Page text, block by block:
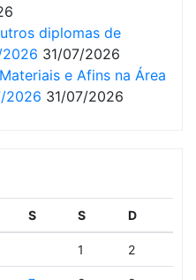
diplomas de
2026 31/07/2026
e Afins na Área
2026 31/07/2026
S S D
1 2